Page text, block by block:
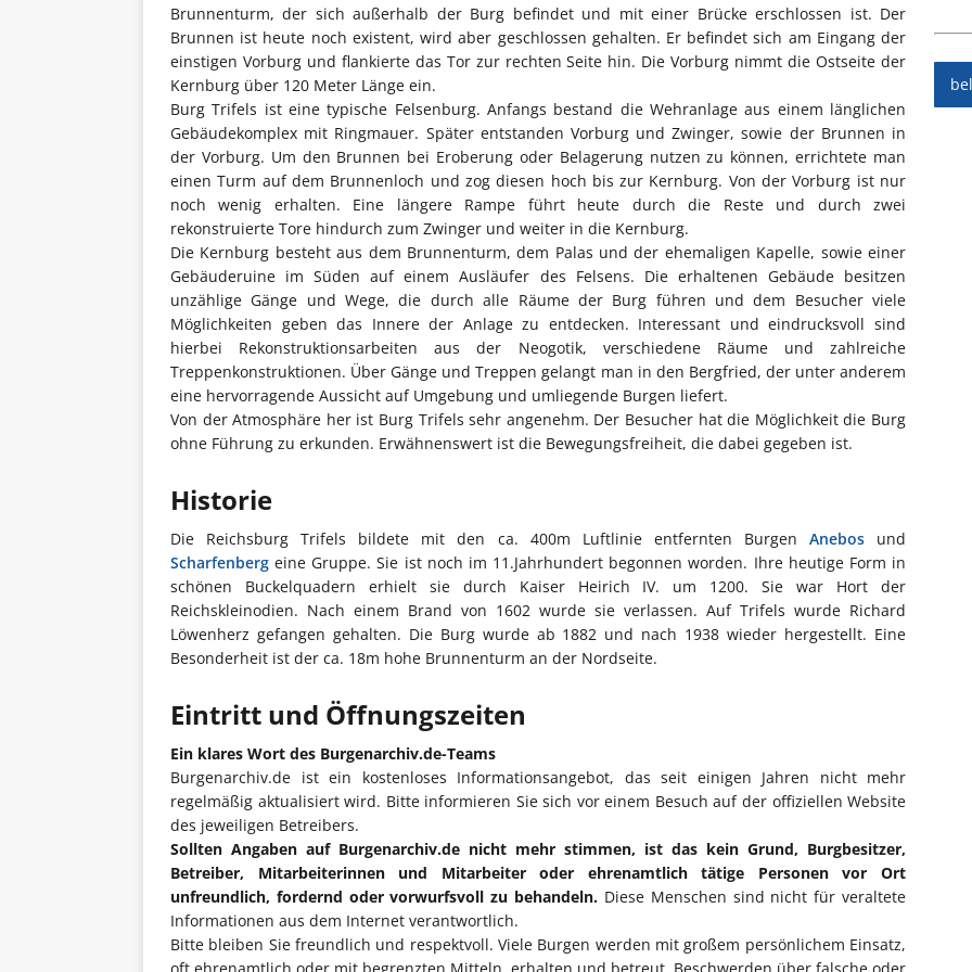
Brunnenturm, der sich außerhalb der Burg befindet und mit einer Brücke erschlossen ist. Der
Brunnen ist heute noch existent, wird aber geschlossen gehalten. Er befindet sich am Eingang der
einstigen Vorburg und flankierte das Tor zur rechten Seite hin. Die Vorburg nimmt die Ostseite der
Kernburg über 120 Meter Länge ein.
Burg Trifels ist eine typische Felsenburg. Anfangs bestand die Wehranlage aus einem länglichen
Gebäudekomplex mit Ringmauer. Später entstanden Vorburg und Zwinger, sowie der Brunnen in
der Vorburg. Um den Brunnen bei Eroberung oder Belagerung nutzen zu können, errichtete man
einen Turm auf dem Brunnenloch und zog diesen hoch bis zur Kernburg. Von der Vorburg ist nur
noch wenig erhalten. Eine längere Rampe führt heute durch die Reste und durch zwei
rekonstruierte Tore hindurch zum Zwinger und weiter in die Kernburg.
Die Kernburg besteht aus dem Brunnenturm, dem Palas und der ehemaligen Kapelle, sowie einer
Gebäuderuine im Süden auf einem Ausläufer des Felsens. Die erhaltenen Gebäude besitzen
unzählige Gänge und Wege, die durch alle Räume der Burg führen und dem Besucher viele
Möglichkeiten geben das Innere der Anlage zu entdecken. Interessant und eindrucksvoll sind
hierbei Rekonstruktionsarbeiten aus der Neogotik, verschiedene Räume und zahlreiche
Treppenkonstruktionen. Über Gänge und Treppen gelangt man in den Bergfried, der unter anderem
eine hervorragende Aussicht auf Umgebung und umliegende Burgen liefert.
Von der Atmosphäre her ist Burg Trifels sehr angenehm. Der Besucher hat die Möglichkeit die Burg
ohne Führung zu erkunden. Erwähnenswert ist die Bewegungsfreiheit, die dabei gegeben ist.
Historie
Die Reichsburg Trifels bildete mit den ca. 400m Luftlinie entfernten Burgen Anebosund
Scharfenberg eine Gruppe. Sie ist noch im 11.Jahrhundert begonnen worden. Ihre heutige Form in
schönen Buckelquadern erhielt sie durch Kaiser Heirich IV. um 1200. Sie war Hort der
Reichskleinodien. Nach einem Brand von 1602 wurde sie verlassen. Auf Trifels wurde Richard
Löwenherz gefangen gehalten. Die Burg wurde ab 1882 und nach 1938 wieder hergestellt. Eine
Besonderheit ist der ca. 18m hohe Brunnenturm an der Nordseite.
Eintritt und Öffnungszeiten
Ein klares Wort des Burgenarchiv.de-Teams
Burgenarchiv.de ist ein kostenloses Informationsangebot, das seit einigen Jahren nicht mehr
regelmäßig aktualisiert wird. Bitte informieren Sie sich vor einem Besuch auf der offiziellen Website
des jeweiligen Betreibers.
Sollten Angaben auf Burgenarchiv.de nicht mehr stimmen, ist das kein Grund, Burgbesitzer,
Betreiber, Mitarbeiterinnen und Mitarbeiter oder ehrenamtlich tätige Personen vor Ort
unfreundlich, fordernd oder vorwurfsvoll zu behandeln. Diese Menschen sind nicht für veraltete
Informationen aus dem Internet verantwortlich.
Bitte bleiben Sie freundlich und respektvoll. Viele Burgen werden mit großem persönlichem Einsatz,